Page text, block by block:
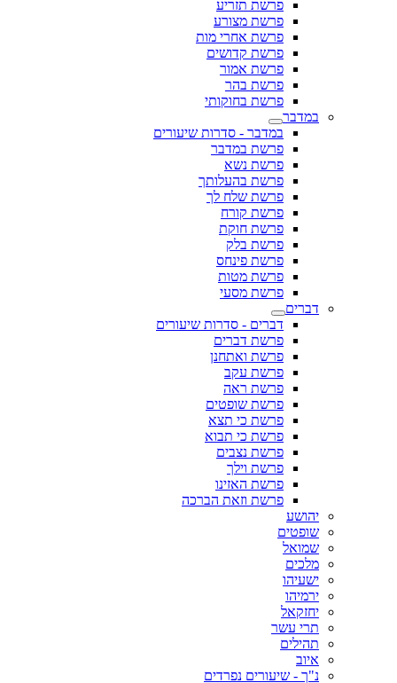
פרשת תזריע
פרשת מצורע
פרשת אחרי מות
פרשת קדושים
פרשת אמור
פרשת בהר
פרשת בחוקותי
במדבר
במדבר - סדרות שיעורים
פרשת במדבר
פרשת נשא
פרשת בהעלותך
פרשת שלח לך
פרשת קורח
פרשת חוקת
פרשת בלק
פרשת פינחס
פרשת מטות
פרשת מסעי
דברים
דברים - סדרות שיעורים
פרשת דברים
פרשת ואתחנן
פרשת עקב
פרשת ראה
פרשת שופטים
פרשת כי תצא
פרשת כי תבוא
פרשת נצבים
פרשת וילך
פרשת האזינו
פרשת וזאת הברכה
יהושע
שופטים
שמואל
מלכים
ישעיהו
ירמיהו
יחזקאל
תרי עשר
תהילים
איוב
נ"ך - שיעורים נפרדים